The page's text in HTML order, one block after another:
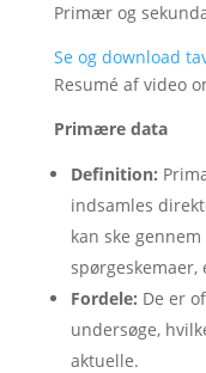
Primær og
Se og download
Resumé af video
Primære data
Definition:
indsamles
kan ske
Fordele: De er
undersøge,
aktuelle.